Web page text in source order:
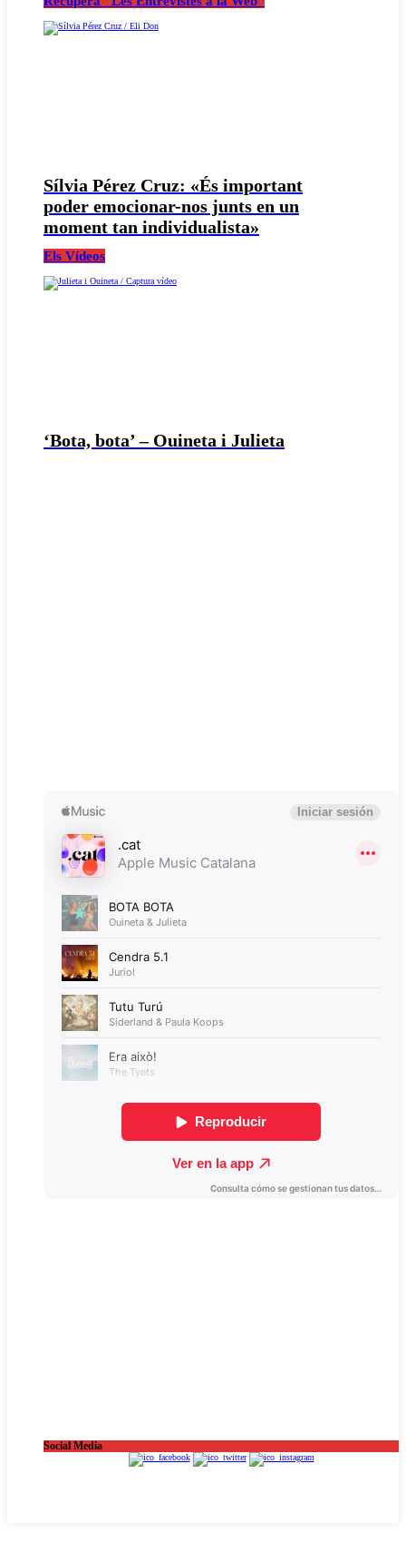
Sílvia Pérez Cruz: «És important
poder emocionar-nos junts en un
moment tan individualista»
Els Vídeos
‘Bota, bota’ – Ouineta i Julieta
Social Media